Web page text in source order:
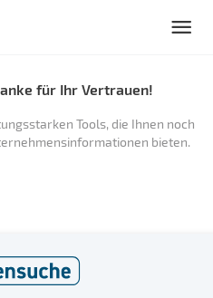
für Ihr Vertrauen!
Tools, die Ihnen noch
bieten.